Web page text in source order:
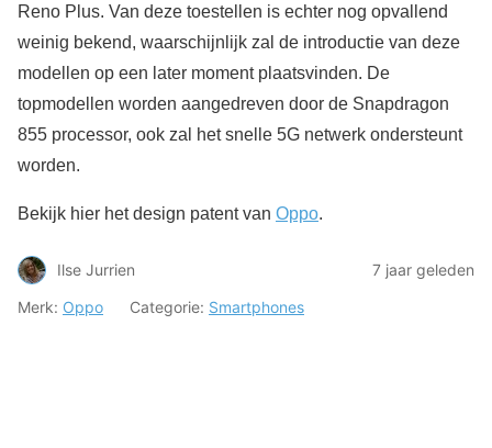
Reno Plus. Van deze toestellen is echter nog opvallend
weinig bekend, waarschijnlijk zal de introductie van deze
modellen op een later moment plaatsvinden. De
topmodellen worden aangedreven door de Snapdragon
855 processor, ook zal het snelle 5G netwerk ondersteunt
worden.
Bekijk hier het design patent van Oppo.
Ilse Jurrien
7 jaar geleden
Merk: Oppo Categorie: Smartphones